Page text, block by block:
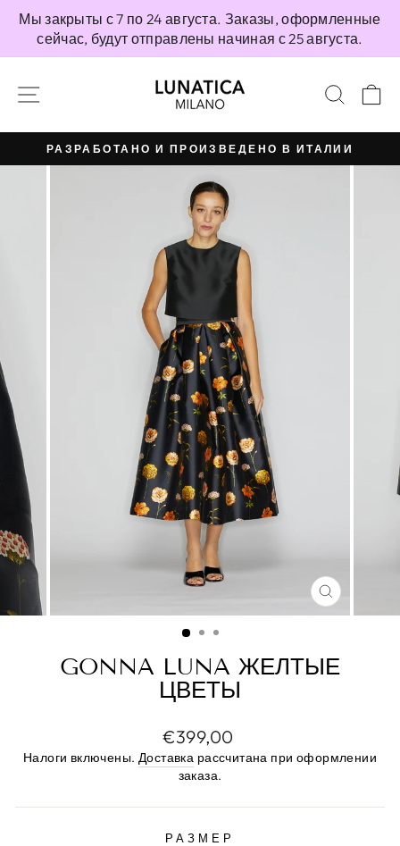
Перейти
непосредственно
Мы закрыты с 7 по 24 августа. Заказы, оформленные
сейчас, будут отправлены начиная с 25 августа.
НАВИГАЦИЯ ПО САЙТУ
Приостановить
презентацию
РАЗРАБОТАНО И ПРОИЗВЕДЕНО В ИТАЛИИ
(ESC)
GONNA LUNA ЖЕЛТЫЕ
ЦВЕТЫ
Цена
по
прейскуранту
€399,00
Налоги включены. Доставка рассчитана при оформлении
заказа.
РАЗМЕР